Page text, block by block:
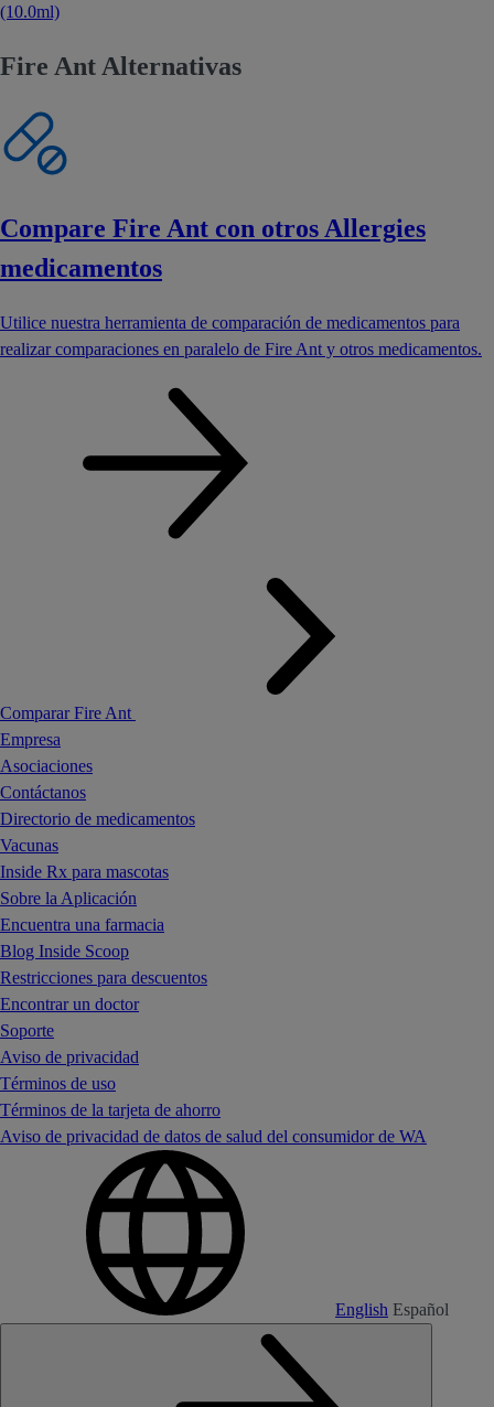
(10.0ml)
Fire Ant Alternativas
Compare Fire Ant con otros Allergies
medicamentos
Utilice nuestra herramienta de comparación de medicamentos para
realizar comparaciones en paralelo de Fire Ant y otros medicamentos.
Comparar Fire Ant
Empresa
Asociaciones
Contáctanos
Directorio de medicamentos
Vacunas
Inside Rx para mascotas
Sobre la Aplicación
Encuentra una farmacia
Blog Inside Scoop
Restricciones para descuentos
Encontrar un doctor
Soporte
Aviso de privacidad
Términos de uso
Términos de la tarjeta de ahorro
Aviso de privacidad de datos de salud del consumidor de WA
English Español